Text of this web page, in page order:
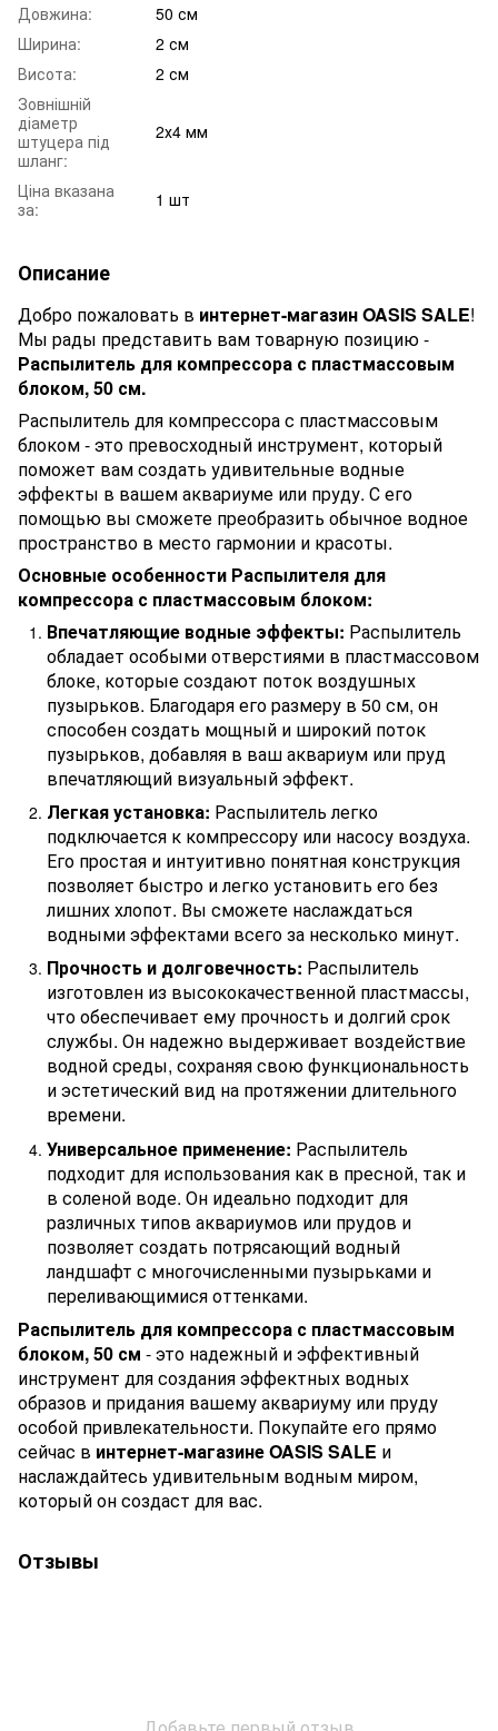
Довжина:
50 см
Ширина:
2 см
Висота:
2 см
Зовнішній
діаметр
штуцера під
шланг:
2х4 мм
Ціна вказана
за:
1 шт
Описание
Добро пожаловать в интернет-магазин OASIS SALE!
Мы рады представить вам товарную позицию -
Распылитель для компрессора с пластмассовым
блоком, 50 см.
Распылитель для компрессора с пластмассовым
блоком - это превосходный инструмент, который
поможет вам создать удивительные водные
эффекты в вашем аквариуме или пруду. С его
помощью вы сможете преобразить обычное водное
пространство в место гармонии и красоты.
Основные особенности Распылителя для
компрессора с пластмассовым блоком:
Впечатляющие водные эффекты: Распылитель
обладает особыми отверстиями в пластмассовом
блоке, которые создают поток воздушных
пузырьков. Благодаря его размеру в 50 см, он
способен создать мощный и широкий поток
пузырьков, добавляя в ваш аквариум или пруд
впечатляющий визуальный эффект.
Легкая установка: Распылитель легко
подключается к компрессору или насосу воздуха.
Его простая и интуитивно понятная конструкция
позволяет быстро и легко установить его без
лишних хлопот. Вы сможете наслаждаться
водными эффектами всего за несколько минут.
Прочность и долговечность: Распылитель
изготовлен из высококачественной пластмассы,
что обеспечивает ему прочность и долгий срок
службы. Он надежно выдерживает воздействие
водной среды, сохраняя свою функциональность
и эстетический вид на протяжении длительного
времени.
Универсальное применение: Распылитель
подходит для использования как в пресной, так и
в соленой воде. Он идеально подходит для
различных типов аквариумов или прудов и
позволяет создать потрясающий водный
ландшафт с многочисленными пузырьками и
переливающимися оттенками.
Распылитель для компрессора с пластмассовым
блоком, 50 см - это надежный и эффективный
инструмент для создания эффектных водных
образов и придания вашему аквариуму или пруду
особой привлекательности. Покупайте его прямо
сейчас в интернет-магазине OASIS SALE и
наслаждайтесь удивительным водным миром,
который он создаст для вас.
Отзывы